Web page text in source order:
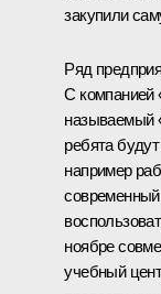
закупили
Ряд
С компанией
называемый
ребята
например
ноябре
учебный